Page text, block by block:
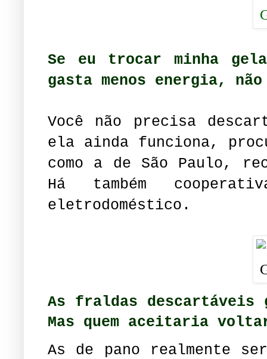
Se eu trocar minha
gasta menos energia,
Você não precisa
ela ainda funciona,
como a de São Paulo,
Há também
eletrodoméstico.
As fraldas descartáveis
Mas quem aceitaria
As de pano realmente